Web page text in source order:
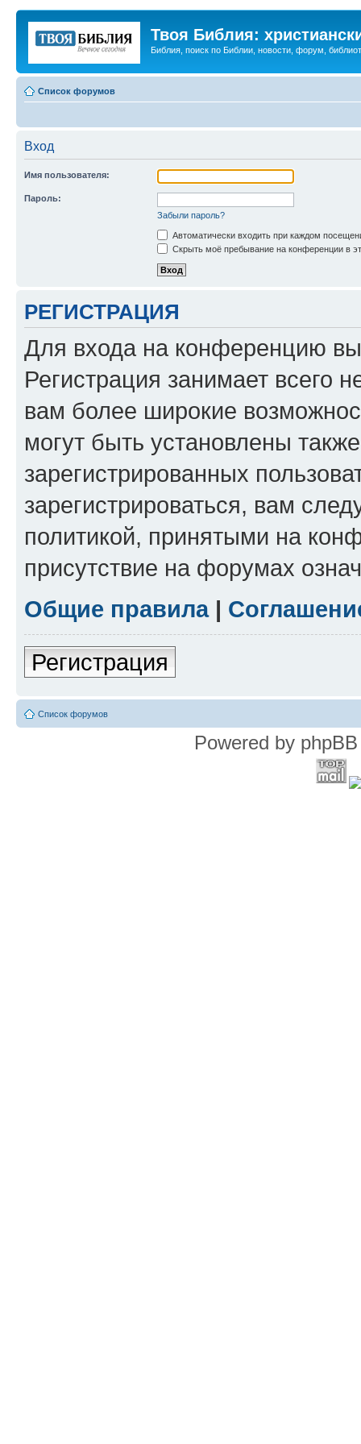
Твоя Библия:
Библия, поиск по Библии, новости, форум,
Список форумов
Вход
Имя пользователя:
Пароль:
Забыли пароль?
Автоматически входить при каждом
Скрыть моё пребывание на конференции в
РЕГИСТРАЦИЯ
Для входа на конференцию
Регистрация занимает всего
вам более широкие
могут быть установлены
зарегистрированных
зарегистрироваться, вам
политикой, принятыми на
присутствие на форумах
Общие правила|
Регистрация
Список форумов
Powered by